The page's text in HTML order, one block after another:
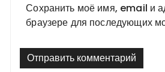
Сохранить моё имя, email и
браузере для последующих